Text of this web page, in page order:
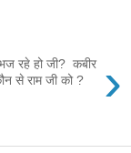
›
रहे हो जी? कबीर
से राम जी को ?